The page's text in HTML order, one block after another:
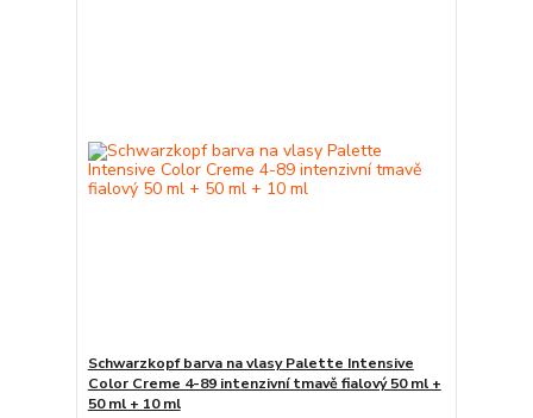
Schwarzkopf barva na vlasy Palette Intensive
Color Creme 4-89 intenzivní tmavě fialový 50 ml +
50 ml + 10 ml